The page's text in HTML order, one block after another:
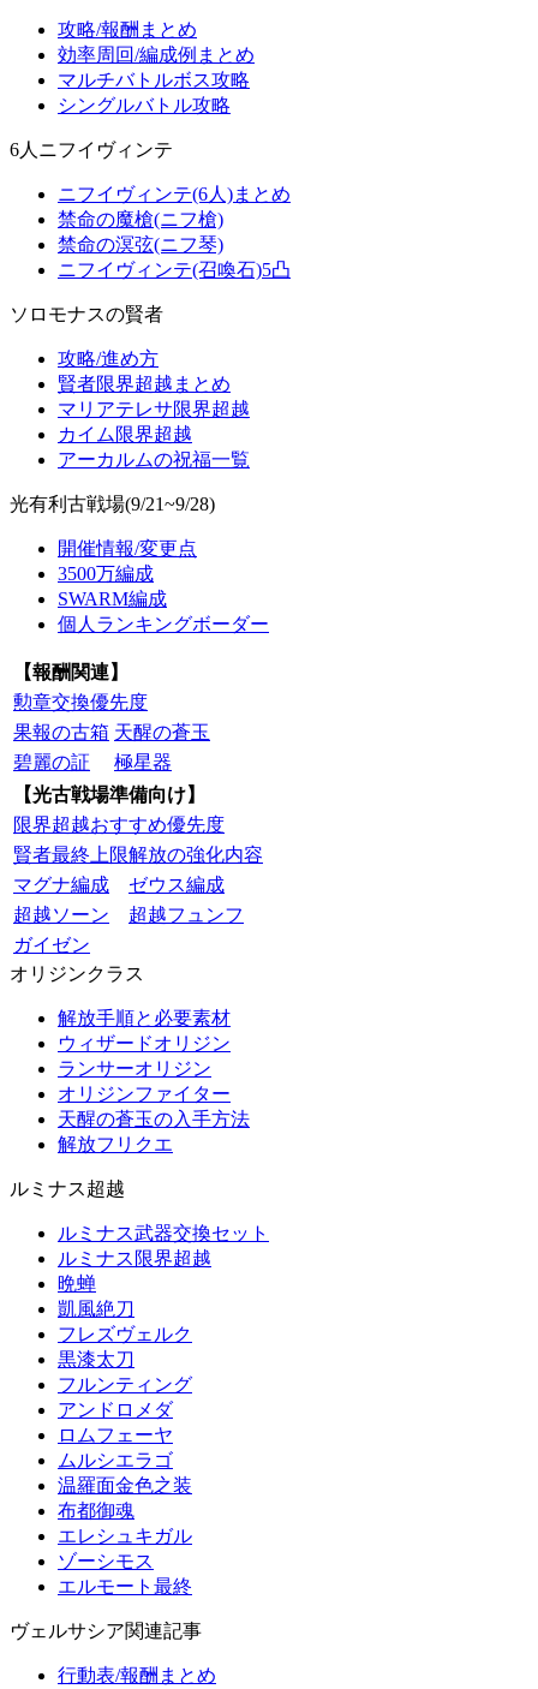
攻略/報酬まとめ
効率周回/編成例まとめ
マルチバトルボス攻略
シングルバトル攻略
6人ニフイヴィンテ
ニフイヴィンテ(6人)まとめ
禁命の魔槍(ニフ槍)
禁命の溟弦(ニフ琴)
ニフイヴィンテ(召喚石)5凸
ソロモナスの賢者
攻略/進め方
賢者限界超越まとめ
マリアテレサ限界超越
カイム限界超越
アーカルムの祝福一覧
光有利古戦場(9/21~9/28)
開催情報/変更点
3500万編成
SWARM編成
個人ランキングボーダー
【報酬関連】
勲章交換優先度
果報の古箱 天醒の蒼玉
碧麗の証
極星器
【光古戦場準備向け】
限界超越おすすめ優先度
賢者最終上限解放の強化内容
マグナ編成
ゼウス編成
超越ソーン
超越フュンフ
ガイゼン
オリジンクラス
解放手順と必要素材
ウィザードオリジン
ランサーオリジン
オリジンファイター
天醒の蒼玉の入手方法
解放フリクエ
ルミナス超越
ルミナス武器交換セット
ルミナス限界超越
晩蝉
凱風絶刀
フレズヴェルク
黒漆太刀
フルンティング
アンドロメダ
ロムフェーヤ
ムルシエラゴ
温羅面金色之装
布都御魂
エレシュキガル
ゾーシモス
エルモート最終
ヴェルサシア関連記事
行動表/報酬まとめ